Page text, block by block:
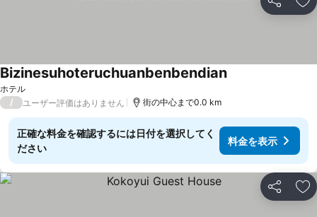
シェア お
ホテル
Bizinesuhoteruchuanbenbendian
/ ユーザー評価はありません 街の中心まで0.0 km
正確な料金を確認するには日付を選択してく
ださい
料金を表示
シェア お